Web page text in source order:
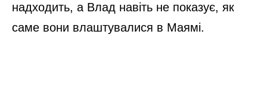
надходить, а Влад навіть не показує, як
саме вони влаштувалися в Маямі.